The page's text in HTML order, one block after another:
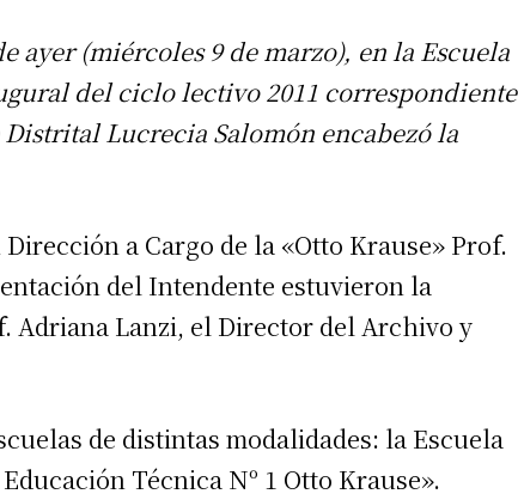
ayer (miércoles 9 de marzo), en la Escuela
del ciclo lectivo 2011 correspondiente
Lucrecia Salomón encabezó la
a Cargo de la «Otto Krause» Prof.
del Intendente estuvieron la
Adriana Lanzi, el Director del Archivo y
de distintas modalidades: la Escuela
Técnica Nº 1 Otto Krause».